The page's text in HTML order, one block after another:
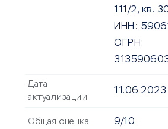
111/2, кв.
ИНН:
ОГРН:
Дата
актуализации
11.06.2023
Общая оценка 9/10